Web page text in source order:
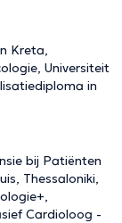
Kreta,
Universiteit
in
bij Patiënten
Thessaloniki,
Cardioloog -